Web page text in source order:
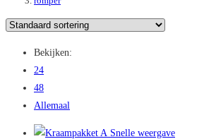
Bekijken:
24
48
Allemaal
Snelle weergave